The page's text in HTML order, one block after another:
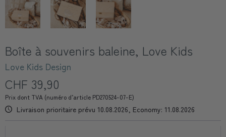
Boîte à souvenirs baleine, Love Kids
Love Kids Design
CHF 39,90
Prix dont TVA (numéro d’article PD270524-07-E)
Livraison prioritaire prévu 10.08.2026, Economy: 11.08.2026